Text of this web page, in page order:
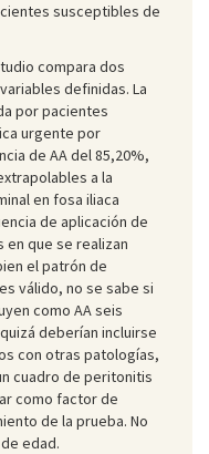
susceptibles de
compara dos
definidas. La
por pacientes
urgente por
de AA del 85,20%,
a la
en fosa iliaca
de aplicación de
en que se realizan
el patrón de
válido, no se sabe si
como AA seis
deberían incluirse
con otras patologías,
cuadro de peritonitis
como factor de
de la prueba. No
edad.